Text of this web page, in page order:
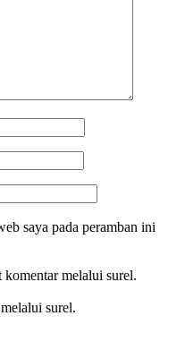
saya pada peramban ini
melalui surel.
surel.